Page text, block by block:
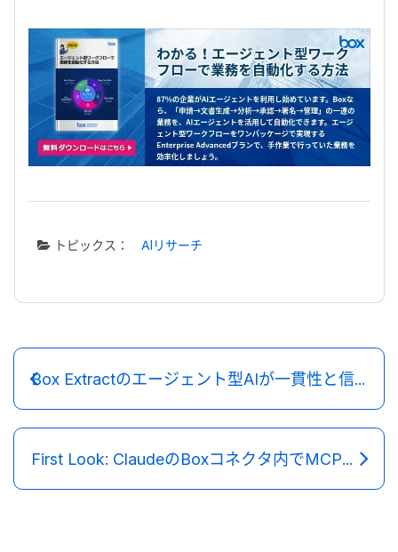
トピックス： AIリサーチ
Box Extractのエージェント型AIが一貫性と信頼性が高い結果を提供できる仕組み
First Look: ClaudeのBoxコネクタ内でMCPアプリのサポート開始